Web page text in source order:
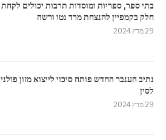
בתי ספר, ספריות ומוסדות תרבות יכולים לקחת
חלק בקמפיין להנצחת מרד גטו ורשה
29 מרץ 2024
נתיב הענבר החדש פותח סיכוי לייצוא מזון פולני
לסין
29 מרץ 2024